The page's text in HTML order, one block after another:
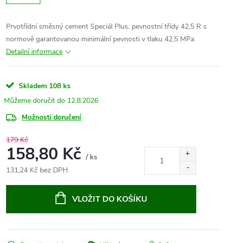
Prvotřídní směsný cement Speciál Plus, pevnostní třídy 42,5 R s
normově garantovanou minimální pevnosti v tlaku 42,5 MPa
Detailní informace
Skladem 108 ks
12.8.2026
Možnosti doručení
179 Kč
158,80 Kč / ks
131,24 Kč bez DPH
VLOŽIT DO KOŠÍKU